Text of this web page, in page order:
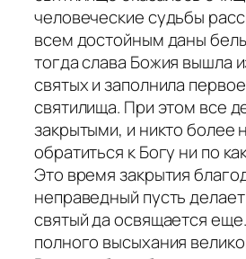
человеческие судьбы
всем достойным даны
тогда слава Божия вышла
святых и заполнила
святилища. При этом все
закрытыми, и никто более
обратиться к Богу ни по
Это время закрытия
неправедный пусть
святый да освящается
полного высыхания